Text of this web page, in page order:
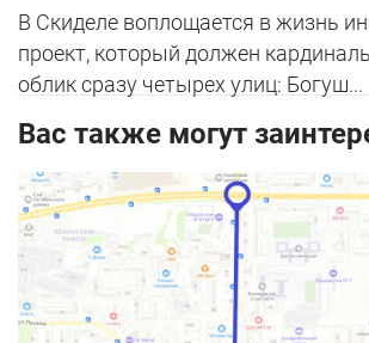
В Скиделе воплощается в жизнь
проект, который должен
облик сразу четырех улиц: Богуш...
Вас также могут